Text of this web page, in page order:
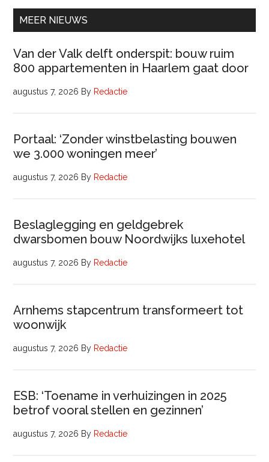
uur)
MEER NIEUWS
Van der Valk delft onderspit: bouw ruim
800 appartementen in Haarlem gaat door
augustus 7, 2026 By Redactie
Portaal: ‘Zonder winstbelasting bouwen
we 3.000 woningen meer’
augustus 7, 2026 By Redactie
Beslaglegging en geldgebrek
dwarsbomen bouw Noordwijks luxehotel
augustus 7, 2026 By Redactie
Arnhems stapcentrum transformeert tot
woonwijk
augustus 7, 2026 By Redactie
ESB: ‘Toename in verhuizingen in 2025
betrof vooral stellen en gezinnen’
augustus 7, 2026 By Redactie